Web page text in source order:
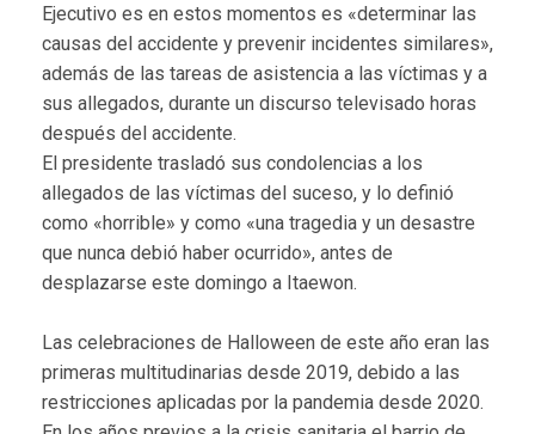
Ejecutivo es en estos momentos es «determinar las
causas del accidente y prevenir incidentes similares»,
además de las tareas de asistencia a las víctimas y a
sus allegados, durante un discurso televisado horas
después del accidente.
El presidente trasladó sus condolencias a los
allegados de las víctimas del suceso, y lo definió
como «horrible» y como «una tragedia y un desastre
que nunca debió haber ocurrido», antes de
desplazarse este domingo a Itaewon.
Las celebraciones de Halloween de este año eran las
primeras multitudinarias desde 2019, debido a las
restricciones aplicadas por la pandemia desde 2020.